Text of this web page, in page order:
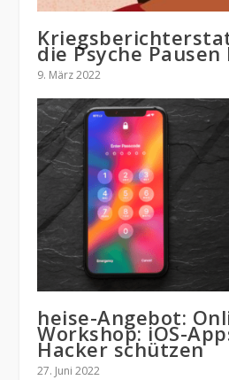
die Psyche
9. März 2022
heise-Angebot:
Workshop: iOS-
Hacker schützen
27. Juni 2022